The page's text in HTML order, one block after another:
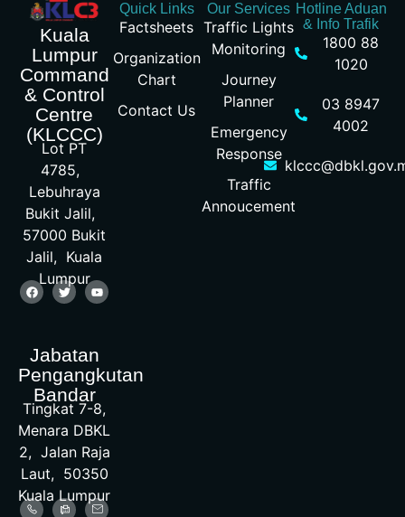
Kuala
Lumpur
Command
& Control
Centre
(KLCCC)
Lot PT
4785,
Lebuhraya
Bukit Jalil,
57000 Bukit
Jalil, Kuala
Lumpur
Jabatan
Pengangkutan
Bandar
Tingkat 7-8,
Menara DBKL
2, Jalan Raja
Laut, 50350
Kuala Lumpur
Quick Links
Factsheets
Organization
Chart
Contact Us
Our Services
Traffic Lights
Monitoring
Journey
Planner
Emergency
Response
Traffic
Annoucement
Hotline Aduan
& Info Trafik
1800 88
1020
03 8947
4002